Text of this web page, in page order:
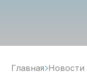
Главная